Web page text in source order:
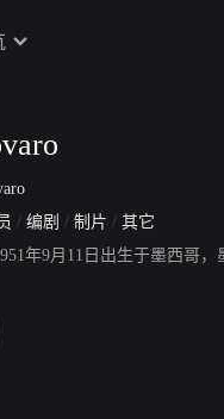
/ 编剧 / 制片 / 其它
年9月11日出生于墨西哥